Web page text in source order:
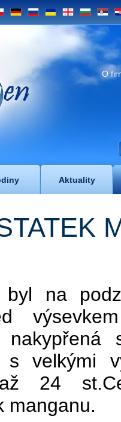
DE RU UA GE BG SRB
O
Aktuality
byl na
s velkými
24
manganu.